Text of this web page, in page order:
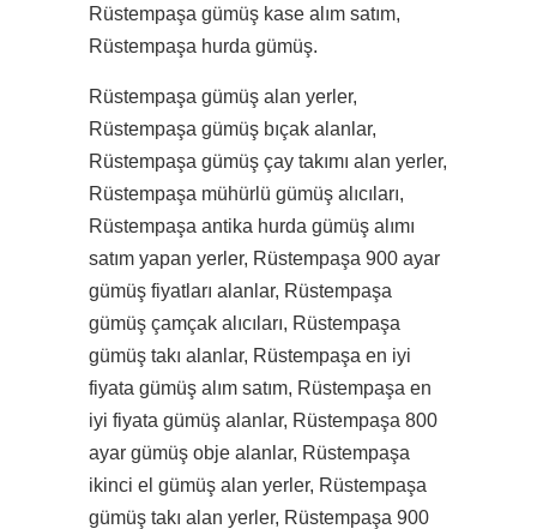
Rüstempaşa gümüş kase alım satım,
Rüstempaşa hurda gümüş.
Rüstempaşa gümüş alan yerler,
Rüstempaşa gümüş bıçak alanlar,
Rüstempaşa gümüş çay takımı alan yerler,
Rüstempaşa mühürlü gümüş alıcıları,
Rüstempaşa antika hurda gümüş alımı
satım yapan yerler, Rüstempaşa 900 ayar
gümüş fiyatları alanlar, Rüstempaşa
gümüş çamçak alıcıları, Rüstempaşa
gümüş takı alanlar, Rüstempaşa en iyi
fiyata gümüş alım satım, Rüstempaşa en
iyi fiyata gümüş alanlar, Rüstempaşa 800
ayar gümüş obje alanlar, Rüstempaşa
ikinci el gümüş alan yerler, Rüstempaşa
gümüş takı alan yerler, Rüstempaşa 900